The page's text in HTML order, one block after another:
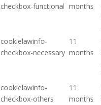
checkbox-functional months
cookielawinfo-
checkbox-necessary
11
months
cookielawinfo-
checkbox-others
11
months